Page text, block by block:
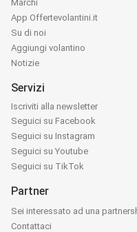
Marchi
App Offertevolantini.it
Su di noi
Aggiungi volantino
Notizie
Servizi
Iscriviti alla newsletter
Seguici su Facebook
Seguici su Instagram
Seguici su Youtube
Seguici su TikTok
Partner
Sei interessato ad una
Contattaci